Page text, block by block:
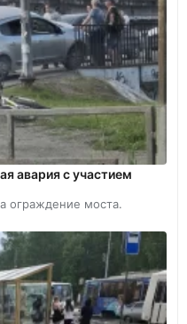
авария с участием
ограждение моста.